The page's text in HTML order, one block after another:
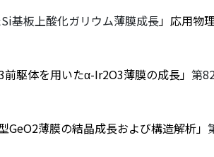
基板上酸化ガリウム薄膜成長」 応用物
前駆体を用いたα-Ir2O3薄膜の成長」 第
GeO2薄膜の結晶成長および構造解析」